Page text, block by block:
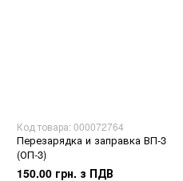
Код товара: 000072764
Перезарядка и заправка ВП-3
(ОП-3)
150.00 грн. з ПДВ